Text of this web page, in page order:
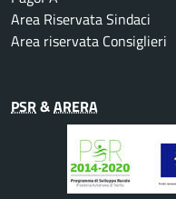
Area Riservata Sindaci
Area riservata Consiglieri
PSR&ARERA